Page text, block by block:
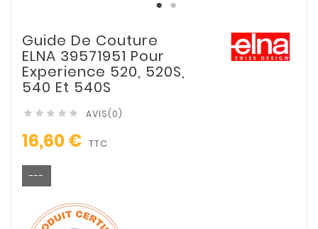
Guide De Couture
ELNA 39571951 Pour
Experience 520, 520S,
540 Et 540S
     AVIS(0)
16,60 € TTC
---